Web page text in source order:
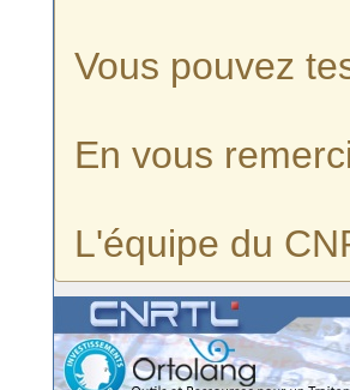
Vous pouvez
En vous
L'équipe du